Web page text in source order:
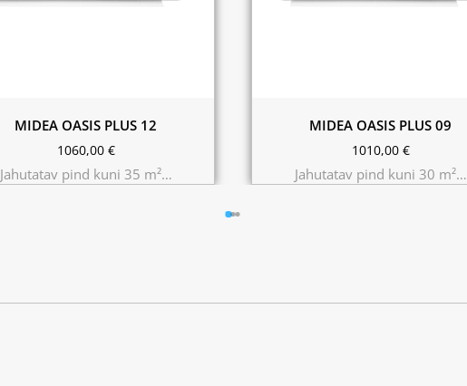
MIDEA OASIS PLUS 12
1060,00 €
Jahutatav pind kuni 35 m²…
MIDEA OASIS PLUS 09
1010,00 €
Jahutatav pind kuni 30 m²…